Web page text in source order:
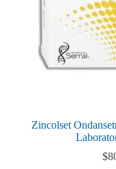
Zincolset
$